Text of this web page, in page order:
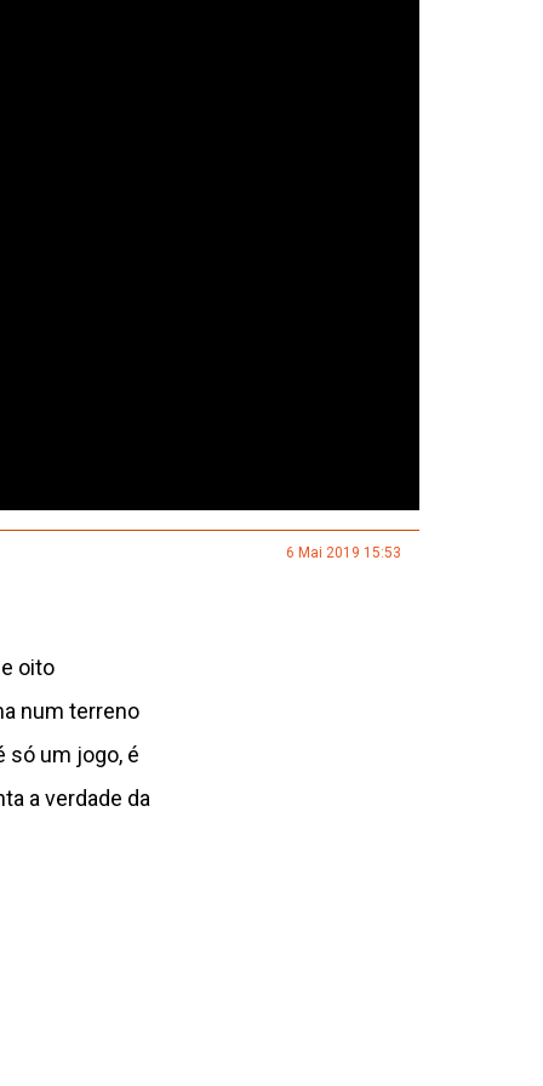
6 Mai 2019 15:53
oito
num terreno
só um jogo, é
a verdade da